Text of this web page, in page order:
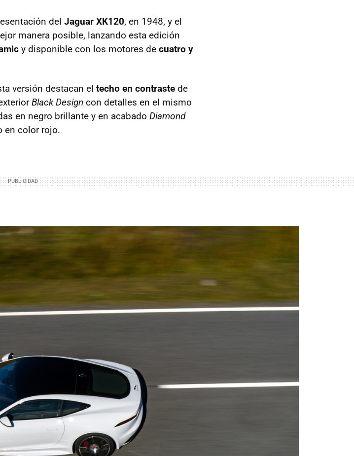
del Jaguar XK120, en 1948, y el
manera posible, lanzando esta edición
y disponible con los motores de cuatro y
versión destacan el techo en contraste de
Black Design con detalles en el mismo
en negro brillante y en acabado Diamond
en color rojo.